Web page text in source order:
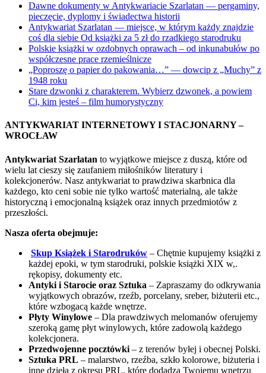
Dawne dokumenty w Antykwariacie Szarlatan — pergaminy,
pieczęcie, dyplomy i świadectwa historii
Antykwariat Szarlatan — miejsce, w którym każdy znajdzie
coś dla siebie Od książki za 5 zł do rzadkiego starodruku
Polskie książki w ozdobnych oprawach – od inkunabułów po
współczesne prace rzemieślnicze
„Poproszę o papier do pakowania…” — dowcip z „Muchy” z
1948 roku
Stare dzwonki z charakterem. Wybierz dzwonek, a powiem
Ci, kim jesteś – film humorystyczny
ANTYKWARIAT INTERNETOWY I STACJONARNY –
WROCŁAW
Antykwariat Szarlatan to wyjątkowe miejsce z duszą, które od
wielu lat cieszy się zaufaniem miłośników literatury i
kolekcjonerów. Nasz antykwariat to prawdziwa skarbnica dla
każdego, kto ceni sobie nie tylko wartość materialną, ale także
historyczną i emocjonalną książek oraz innych przedmiotów z
przeszłości.
Nasza oferta obejmuje:
Skup Książek i Starodruków – Chętnie kupujemy książki z
każdej epoki, w tym starodruki, polskie książki XIX w,.
rękopisy, dokumenty etc.
Antyki i Starocie oraz Sztuka – Zapraszamy do odkrywania
wyjątkowych obrazów, rzeźb, porcelany, sreber, biżuterii etc.,
które wzbogacą każde wnętrze.
Płyty Winylowe – Dla prawdziwych melomanów oferujemy
szeroką gamę płyt winylowych, które zadowolą każdego
kolekcjonera.
Przedwojenne pocztówki – z terenów byłej i obecnej Polski.
Sztuka PRL – malarstwo, rzeźba, szkło kolorowe, biżuteria i
inne dzieła z okresu PRL, które dodadzą Twojemu wnętrzu